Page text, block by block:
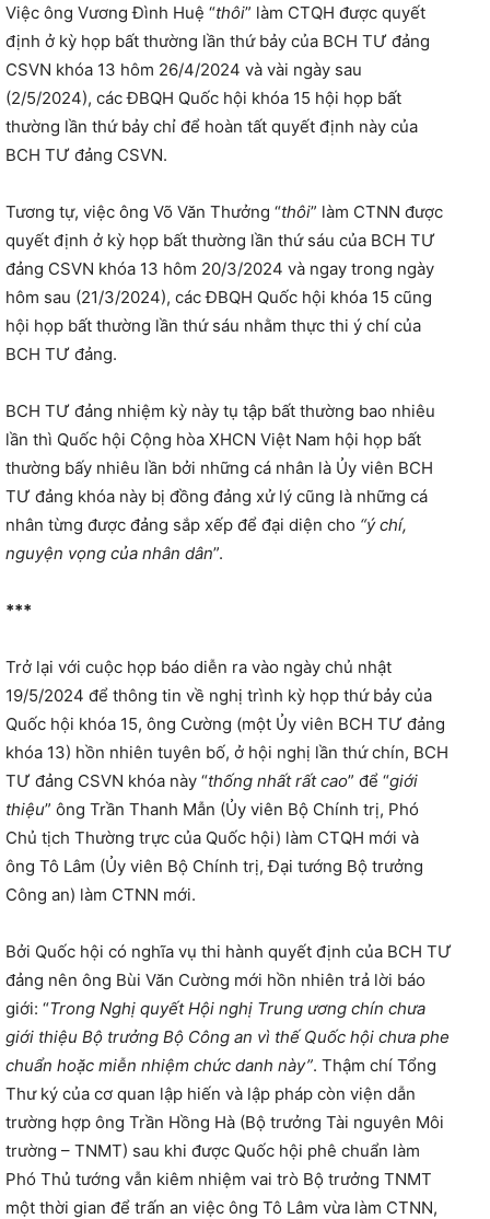
Việc ông Vương Đình Huệ “thôi” làm CTQH được quyết
định ở kỳ họp bất thường lần thứ bảy của BCH TƯ đảng
CSVN khóa 13 hôm 26/4/2024 và vài ngày sau
(2/5/2024), các ĐBQH Quốc hội khóa 15 hội họp bất
thường lần thứ bảy chỉ để hoàn tất quyết định này của
BCH TƯ đảng CSVN.
Tương tự, việc ông Võ Văn Thưởng “thôi” làm CTNN được
quyết định ở kỳ họp bất thường lần thứ sáu của BCH TƯ
đảng CSVN khóa 13 hôm 20/3/2024 và ngay trong ngày
hôm sau (21/3/2024), các ĐBQH Quốc hội khóa 15 cũng
hội họp bất thường lần thứ sáu nhằm thực thi ý chí của
BCH TƯ đảng.
BCH TƯ đảng nhiệm kỳ này tụ tập bất thường bao nhiêu
lần thì Quốc hội Cộng hòa XHCN Việt Nam hội họp bất
thường bấy nhiêu lần bởi những cá nhân là Ủy viên BCH
TƯ đảng khóa này bị đồng đảng xử lý cũng là những cá
nhân từng được đảng sắp xếp để đại diện cho “ý chí,
nguyện vọng của nhân dân”.
***
Trở lại với cuộc họp báo diễn ra vào ngày chủ nhật
19/5/2024 để thông tin về nghị trình kỳ họp thứ bảy của
Quốc hội khóa 15, ông Cường (một Ủy viên BCH TƯ đảng
khóa 13) hồn nhiên tuyên bố, ở hội nghị lần thứ chín, BCH
TƯ đảng CSVN khóa này “thống nhất rất cao” để “giới
thiệu” ông Trần Thanh Mẫn (Ủy viên Bộ Chính trị, Phó
Chủ tịch Thường trực của Quốc hội) làm CTQH mới và
ông Tô Lâm (Ủy viên Bộ Chính trị, Đại tướng Bộ trưởng
Công an) làm CTNN mới.
Bởi Quốc hội có nghĩa vụ thi hành quyết định của BCH TƯ
đảng nên ông Bùi Văn Cường mới hồn nhiên trả lời báo
giới: “Trong Nghị quyết Hội nghị Trung ương chín chưa
giới thiệu Bộ trưởng Bộ Công an vì thế Quốc hội chưa phe
chuẩn hoặc miễn nhiệm chức danh này”. Thậm chí Tổng
Thư ký của cơ quan lập hiến và lập pháp còn viện dẫn
trường hợp ông Trần Hồng Hà (Bộ trưởng Tài nguyên Môi
trường – TNMT) sau khi được Quốc hội phê chuẩn làm
Phó Thủ tướng vẫn kiêm nhiệm vai trò Bộ trưởng TNMT
một thời gian để trấn an việc ông Tô Lâm vừa làm CTNN,